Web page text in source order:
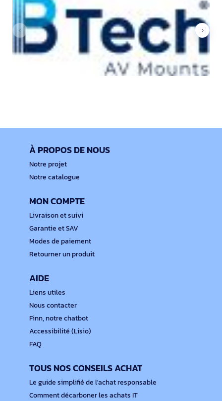
À PROPOS DE NOUS
Notre projet
Notre catalogue
MON COMPTE
Livraison et suivi
Garantie et SAV
Modes de paiement
Retourner un produit
AIDE
Liens utiles
Nous contacter
Finn, notre chatbot
Accessibilité (Lisio)
FAQ
TOUS NOS CONSEILS ACHAT
Le guide simplifié de l'achat responsable
Comment décarboner les achats IT